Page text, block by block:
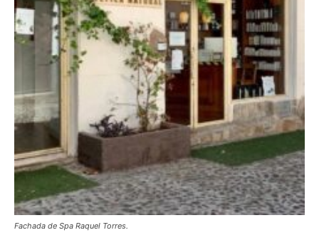
Fachada de Spa Raquel Torres.